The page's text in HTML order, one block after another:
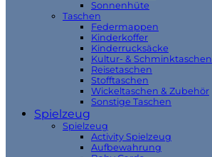
Sonnenhüte
Taschen
Federmappen
Kinderkoffer
Kinderrucksäcke
Kultur- & Schminktaschen
Reisetaschen
Stofftaschen
Wickeltaschen & Zubehör
Sonstige Taschen
Spielzeug
Spielzeug
Activity Spielzeug
Aufbewahrung